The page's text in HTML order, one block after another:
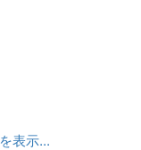
表示...